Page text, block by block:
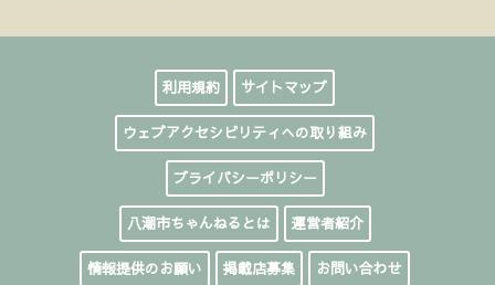
利用規約 サイトマップ
ウェブアクセシビリティへの取り組み
プライバシーポリシー
八潮市ちゃんねるとは 運営者紹介
情報提供のお願い 掲載店募集 お問い合わせ